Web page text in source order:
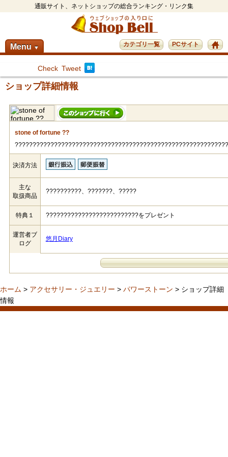
通販サイト、ネットショップの総合ランキング・リンク集
Menu ▼ PCサイト
カテゴリ一覧
Check Tweet
ショップ詳細情報
stone of fortune ??
決済方法
主な
取扱商品
??????????、???????、?????
特典１ ??????????????????????????をプレゼント
運営者ブ
ログ
悠月Diary
ホーム > アクセサリー・ジュエリー > パワーストーン > ショップ詳細
情報